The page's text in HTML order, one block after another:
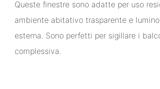
Queste finestre sono adatte per uso
ambiente abitativo trasparente e
esterna. Sono perfetti per sigillare i
complessiva.